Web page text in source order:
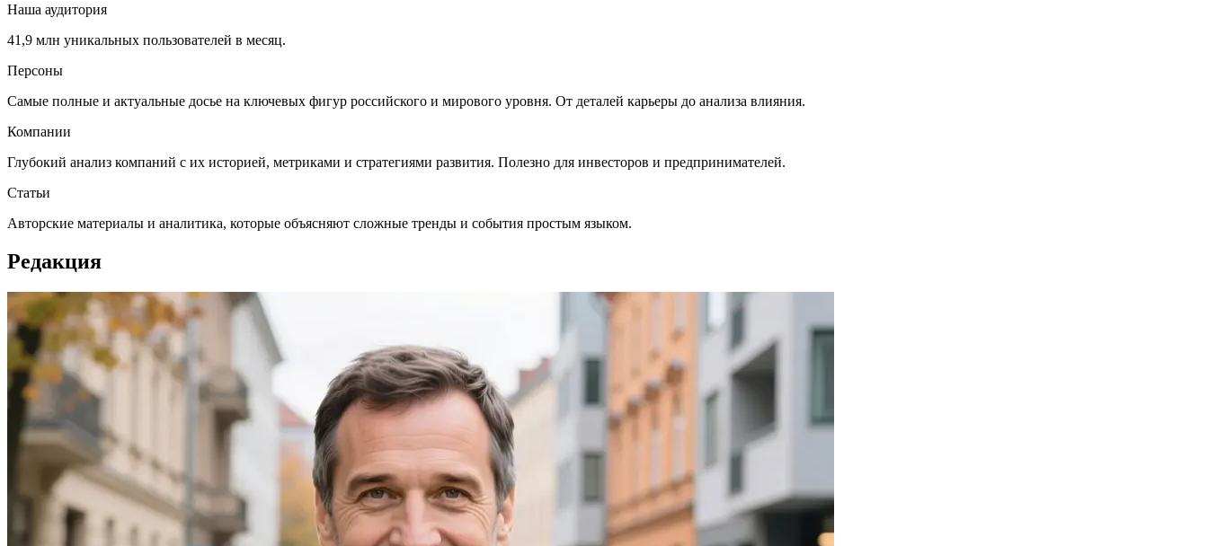
Наша аудитория
41,9 млн уникальных пользователей в месяц.
Персоны
Самые полные и актуальные досье на ключевых фигур российского и мирового уровня. От деталей карьеры до анализа влияния.
Компании
Глубокий анализ компаний с их историей, метриками и стратегиями развития. Полезно для инвесторов и предпринимателей.
Статьи
Авторские материалы и аналитика, которые объясняют сложные тренды и события простым языком.
Редакция